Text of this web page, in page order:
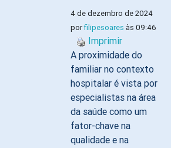
4 de dezembro de 2024
porfilipesoares às 09:46
Imprimir
A proximidade do
familiar no contexto
hospitalar é vista por
especialistas na área
da saúde como um
fator-chave na
qualidade e na